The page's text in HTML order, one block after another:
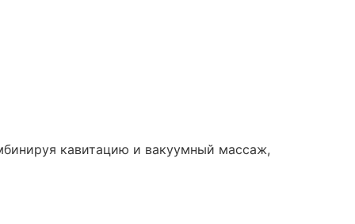
кавитацию и вакуумный массаж,